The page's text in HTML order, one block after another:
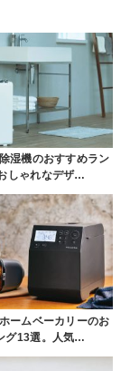
湿機のおすすめラン
しゃれなデザ…
ームベーカリーのお
グ13選。人気…